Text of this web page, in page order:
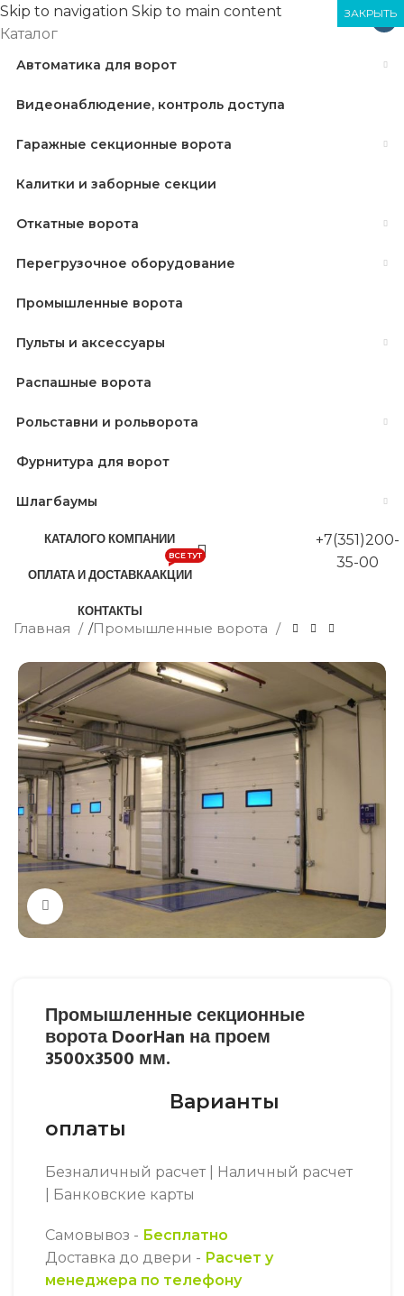
Skip to navigation Skip to main content
Каталог
Автоматика для ворот
Видеонаблюдение, контроль доступа
Гаражные секционные ворота
Калитки и заборные секции
Откатные ворота
Перегрузочное оборудование
Промышленные ворота
Пульты и аксессуары
Распашные ворота
Рольставни и рольворота
Фурнитура для ворот
Шлагбаумы
КАТАЛОГО КОМПАНИИ
ОПЛАТА И ДОСТАВКААКЦИИ
ВСЕ ТУТ
КОНТАКТЫ
+7(351)200-
35-00
Главная /Промышленные ворота
Нажмите, чтобы увеличить
Промышленные секционные
ворота DoorHan на проем
3500х3500 мм.
Варианты
оплаты
Безналичный расчет | Наличный расчет
| Банковские карты
Самовывоз - Бесплатно
Доставка до двери - Расчет у
менеджера по телефону
×
ЗАКРЫТЬ
ЗАКРЫТЬ
ЗАКРЫТЬ